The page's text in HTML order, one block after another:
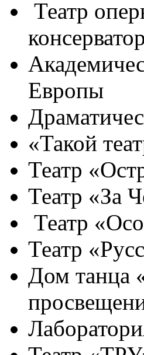
Театр
Европы
«Такой
Театр
Театр «За
Театр
Театр
Дом танца